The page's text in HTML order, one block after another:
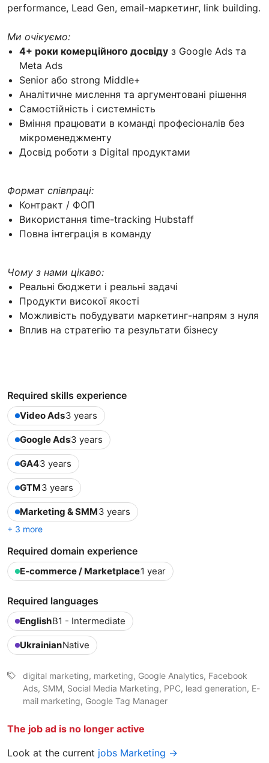
performance, Lead Gen, email-маркетинг, link building.
Ми очікуємо:
4+ роки комерційного досвіду з Google Ads та
Meta Ads
Senior або strong Middle+
Аналітичне мислення та аргументовані рішення
Самостійність і системність
Вміння працювати в команді професіоналів без
мікроменеджменту
Досвід роботи з Digital продуктами
Формат співпраці:
Контракт / ФОП
Використання time-tracking Hubstaff
Повна інтеграція в команду
Чому з нами цікаво:
Реальні бюджети і реальні задачі
Продукти високої якості
Можливість побудувати маркетинг-напрям з нуля
Вплив на стратегію та результати бізнесу
Required skills experience
Video Ads3 years
Google Ads3 years
GA43 years
GTM3 years
Marketing & SMM3 years
+ 3 more
Required domain experience
E-commerce / Marketplace1 year
Required languages
EnglishB1 - Intermediate
UkrainianNative
digital marketing, marketing, Google Analytics, Facebook
Ads, SMM, Social Media Marketing, PPC, lead generation, E-
mail marketing, Google Tag Manager
The job ad is no longer active
Look at the current jobs Marketing →